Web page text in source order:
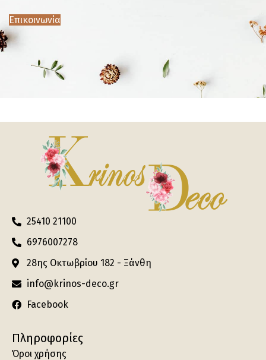
Επικοινωνία
25410 21100
6976007278
28ης Οκτωβρίου 182 - Ξάνθη
info@krinos-deco.gr
Facebook
Πληροφορίες
Όροι χρήσης